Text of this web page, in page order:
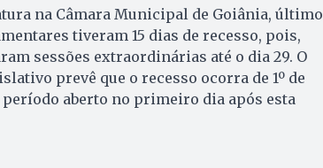
na Câmara Municipal de Goiânia, último
tiveram 15 dias de recesso, pois,
sessões extraordinárias até o dia 29. O
prevê que o recesso ocorra de 1º de
período aberto no primeiro dia após esta